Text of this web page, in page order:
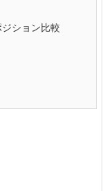
ション比較